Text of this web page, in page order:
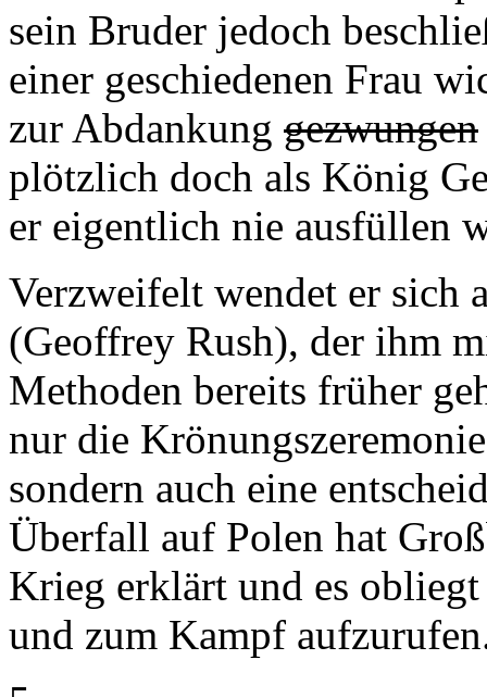
sein Bruder jedoch
einer geschiedenen Frau
zur Abdankung gezwungen
plötzlich doch als König
er eigentlich nie ausfüllen
Verzweifelt wendet er sich
(Geoffrey Rush), der ihm
Methoden bereits früher
nur die
sondern auch eine
Überfall auf Polen hat
Krieg erklärt und es
und zum Kampf